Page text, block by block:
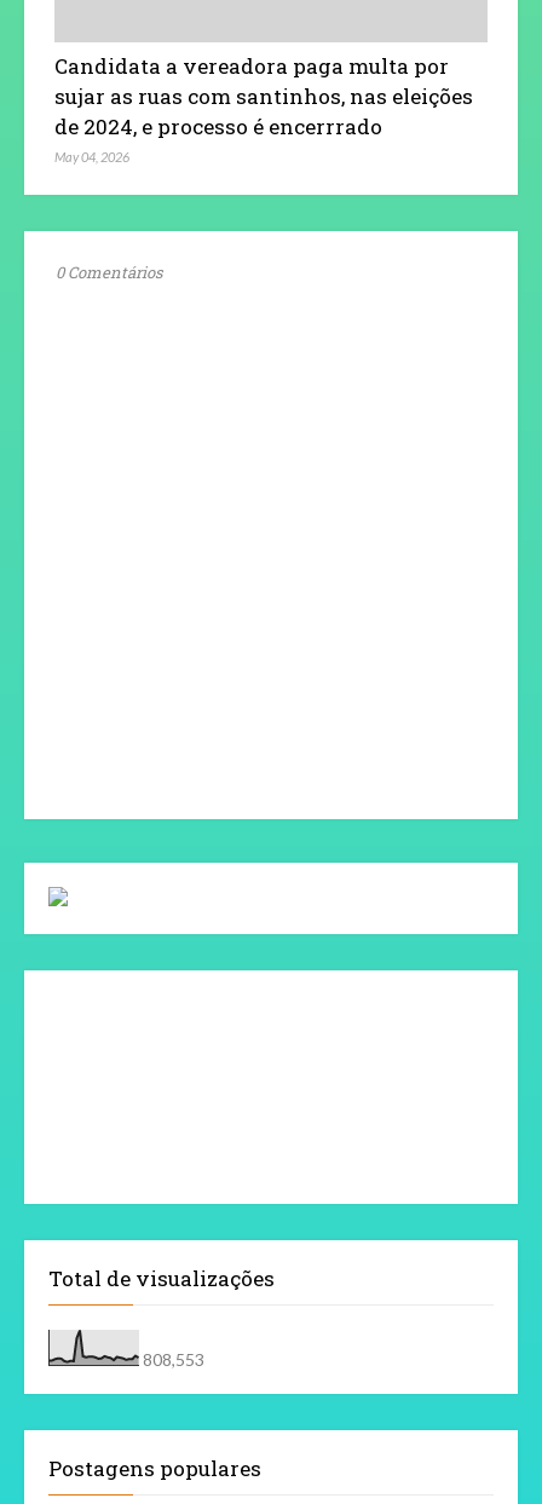
Candidata a vereadora paga multa por
sujar as ruas com santinhos, nas eleições
de 2024, e processo é encerrrado
May 04, 2026
0 Comentários
Total de visualizações
808,553
Postagens populares